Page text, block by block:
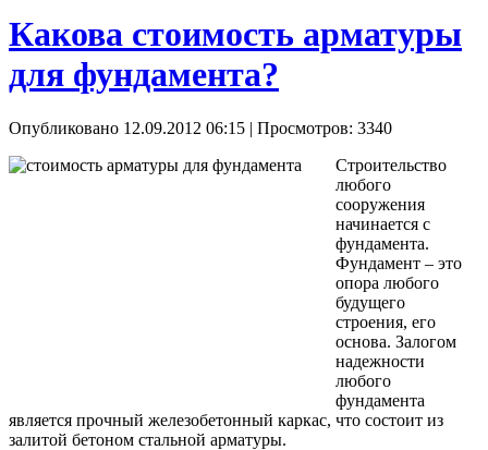
Какова стоимость арматуры
для фундамента?
Опубликовано 12.09.2012 06:15 | Просмотров: 3340
Строительство
любого
сооружения
начинается с
фундамента.
Фундамент – это
опора любого
будущего
строения, его
основа. Залогом
надежности
любого
фундамента
является прочный железобетонный каркас, что состоит из
залитой бетоном стальной арматуры.